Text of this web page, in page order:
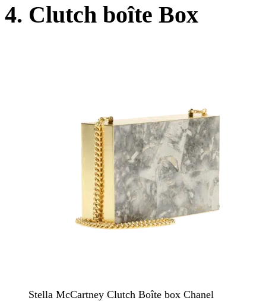
4. Clutch boîte Box
Stella McCartney Clutch Boîte box Chanel